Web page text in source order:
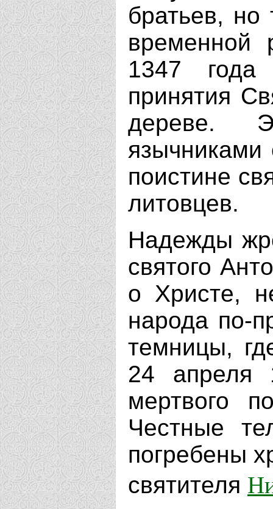
братьев,
временной
1347 года
принятия
дереве.
поистине
литовцев.
Надежды
святого
о Христе,
народа по-
темницы,
24 апреля
мертвого
Честные
погребены
святителя